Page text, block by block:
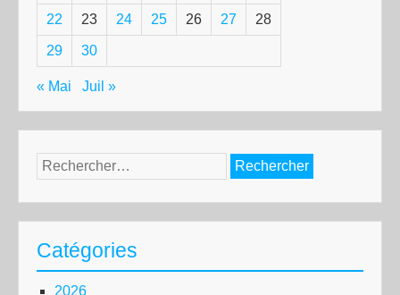
22 23 24 25 26 27 28
29 30
« Mai Juil »
Rechercher :
Catégories
2026